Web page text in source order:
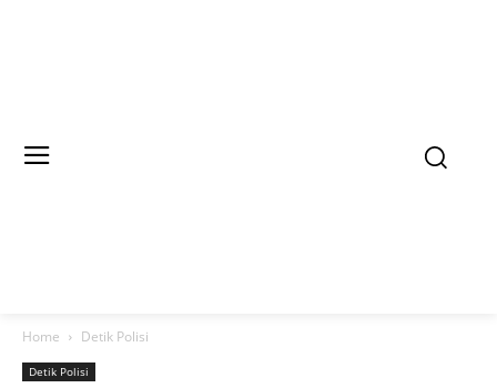
Home Detik Polisi
Detik Polisi